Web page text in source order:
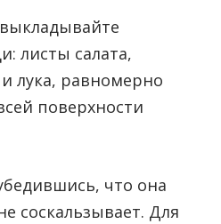
листы салата,
лука, равномерно
поверхности
что она
соскальзывает. Для